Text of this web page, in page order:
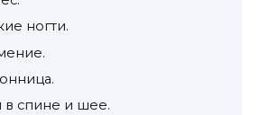
ногти.
в спине и шее.